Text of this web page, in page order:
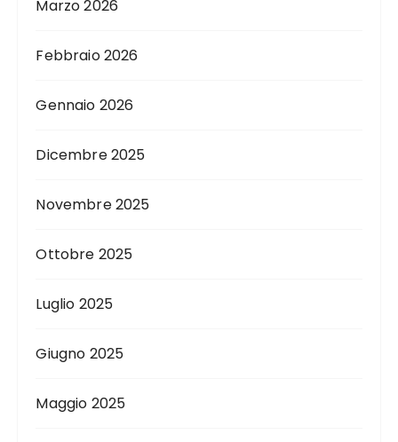
Marzo 2026
Febbraio 2026
Gennaio 2026
Dicembre 2025
Novembre 2025
Ottobre 2025
Luglio 2025
Giugno 2025
Maggio 2025